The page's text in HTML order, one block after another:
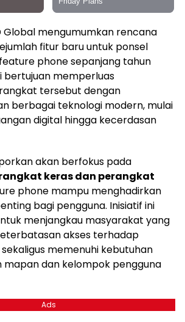
Global mengumumkan rencana
fitur baru untuk ponsel
phone sepanjang tahun
bertujuan memperluas
tersebut dengan
berbagai teknologi modern, mulai
digital hingga kecerdasan
akan berfokus pada
keras dan perangkat
phone mampu menghadirkan
bagi pengguna. Inisiatif ini
menjangkau masyarakat yang
akses terhadap
memenuhi kebutuhan
mapan dan kelompok pengguna
Ads